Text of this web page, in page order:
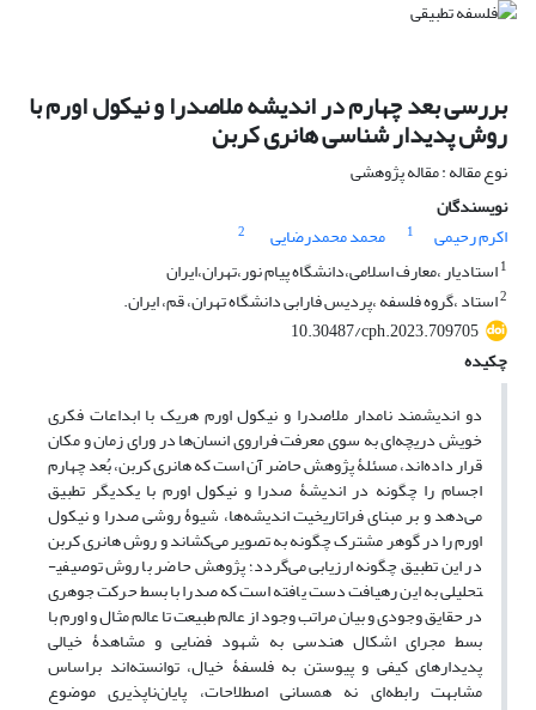
بررسی بعد چهارم در اندیشه ملاصدرا و نیکول اورم با
روش پدیدار شناسی هانری کربن
نوع مقاله : مقاله پژوهشی
نویسندگان
اکرم رحیمی
1 محمد محمدرضایی
2
1استادیار ،معارف اسلامی،دانشگاه پیام نور،تهران،ایران
2استاد ،گروه فلسفه ،پردیس فارابی دانشگاه تهران، قم، ایران.
10.30487/cph.2023.709705
چکیده
دو اندیشمند نامدار ملاصدرا و نیکول اورم هریک با ابداعات فکری
خویش دریچه‌ای به سوی معرفت فراروی انسان‌ها در ورای زمان و مکان
قرار داده‌اند، مسئلۀ پژوهش حاضر آن است که هانری کربن، بُعد چهارم
اجسام را چگونه در اندیشۀ صدرا و نیکول اورم با یکدیگر تطبیق
می‌دهد و بر مبنای فراتاریخیت اندیشه‌ها، شیوۀ روشی صدرا و نیکول
اورم را در گوهر مشترک چگونه به تصویر می‌کشاند و روش هانری کربن
در این تطبیق چگونه ارزیابی می‌گردد؛ پژوهش حاضر با روش توصیفی­
تحلیلی به این رهیافت دست یافته است که صدرا با بسط حرکت جوهری
در حقایق وجودی و بیان مراتب وجود از عالم طبیعت تا عالم مثال و اورم با
بسط مجرای اشکال هندسی به شهود فضایی و مشاهدۀ خیالی
پدیدارهای کیفی و پیوستن به فلسفۀ خیال، توانسته‌اند براساس
مشابهت رابطه‌ای نه همسانی اصطلاحات، پایان‌ناپذیری موضوع